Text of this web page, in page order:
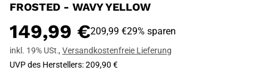
FROSTED - WAVY YELLOW
149,99 €209,99 €29% sparen
inkl. 19% USt., Versandkostenfreie Lieferung
UVP des Herstellers:209,90 €